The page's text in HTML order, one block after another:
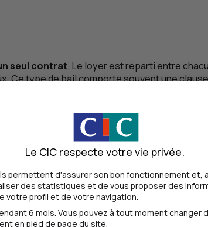
seul contrat. Le loyer est réparti entre
Ce type de bail comporte souvent une
Le bail unique est souvent privilégié
, qui précise sa chambre et l’accès aux
gestion des départs ou arrivées : chaque
?
Selon le type de bail (bail unique ou bail
Le CIC respecte votre vie privée.
permettent d'assurer son bon fonctionnement et,
des statistiques et de vous proposer des
votre profil et de votre navigation.
6 mois. Vous pouvez à tout moment changer
en pied de page du site.